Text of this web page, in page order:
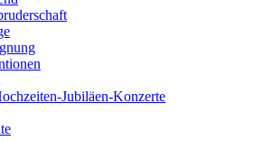
Jubiläen-Konzerte